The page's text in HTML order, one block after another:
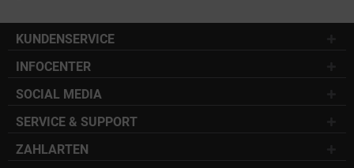
KUNDENSERVICE
INFOCENTER
SOCIAL MEDIA
SERVICE & SUPPORT
ZAHLARTEN